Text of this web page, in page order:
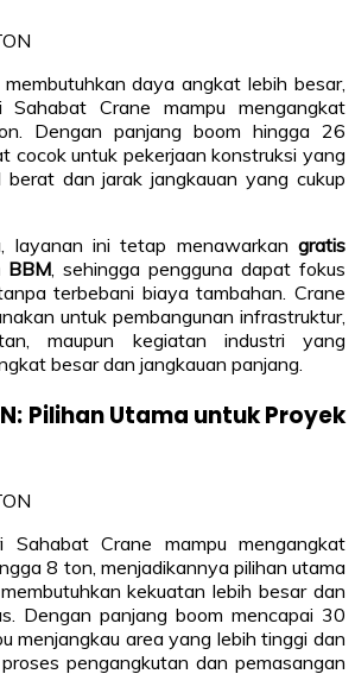
daya angkat lebih besar,
Crane mampu mengangkat
Dengan panjang boom hingga 26
cocok untuk pekerjaan konstruksi yang
berat dan jarak jangkauan yang cukup
layanan ini tetap menawarkan gratis
BBM , sehingga pengguna dapat fokus
terbebani biaya tambahan. Crane
untuk pembangunan infrastruktur,
maupun kegiatan industri yang
besar dan jangkauan panjang.
Pilihan Utama untuk Proyek
Crane mampu mengangkat
8 ton, menjadikannya pilihan utama
kekuatan lebih besar dan
Dengan panjang boom mencapai 30
menjangkau area yang lebih tinggi dan
pengangkutan dan pemasangan